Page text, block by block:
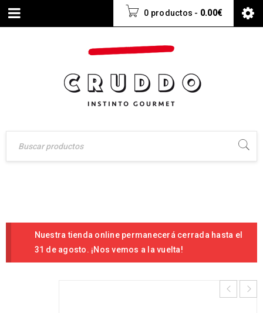
0 productos - 0.00€
Nuestra tienda online permanecerá cerrada hasta el
31 de agosto. ¡Nos vemos a la vuelta!